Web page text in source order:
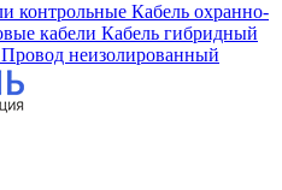
контрольные Кабель охранно-
кабели Кабель гибридный
Провод неизолированный